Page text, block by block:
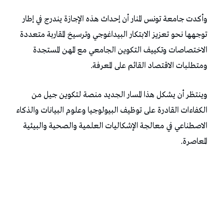
وأكدت جامعة تونس المنار أن إحداث هذه الإجازة يندرج في إطار
توجهها نحو تعزيز الابتكار البيداغوجي وترسيخ المقاربة متعددة
الاختصاصات وتكييف التكوين الجامعي مع المهن المستجدة
ومتطلبات الاقتصاد القائم على المعرفة.
وينتظر أن يشكل هذا المسار الجديد منصة لتكوين جيل من
الكفاءات القادرة على توظيف البيولوجيا وعلوم البيانات والذكاء
الاصطناعي في معالجة الإشكاليات العلمية والصحية والبيئية
المعاصرة.